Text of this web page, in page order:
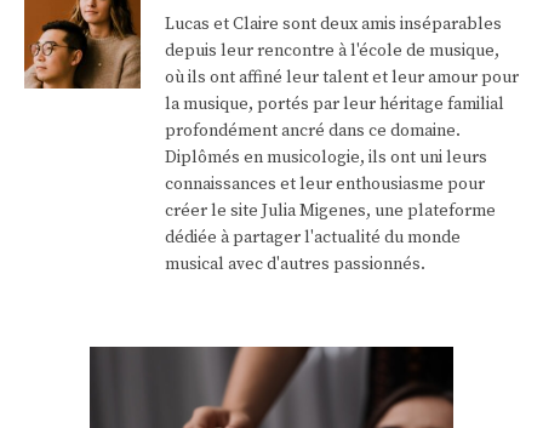
Lucas et Claire sont deux amis inséparables
depuis leur rencontre à l'école de musique,
où ils ont affiné leur talent et leur amour pour
la musique, portés par leur héritage familial
profondément ancré dans ce domaine.
Diplômés en musicologie, ils ont uni leurs
connaissances et leur enthousiasme pour
créer le site Julia Migenes, une plateforme
dédiée à partager l'actualité du monde
musical avec d'autres passionnés.